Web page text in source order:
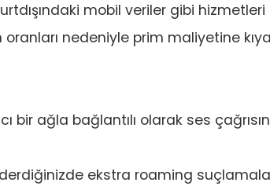
mobil veriler gibi hizmetleri
oranları nedeniyle prim maliyetine
bir ağla bağlantılı olarak ses
ekstra roaming